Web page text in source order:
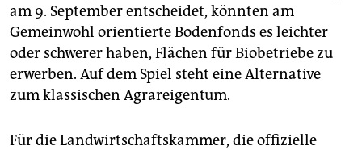
am 9. September entscheidet, könnten am
Gemeinwohl orientierte Bodenfonds es leichter
oder schwerer haben, Flächen für Biobetriebe zu
erwerben. Auf dem Spiel steht eine Alternative
zum klassischen Agrareigentum.
Für die Landwirtschaftskammer, die offizielle